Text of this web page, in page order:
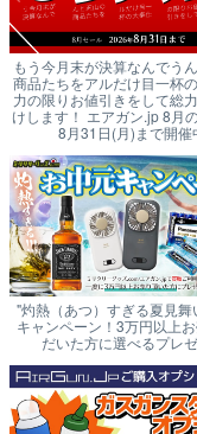
もう今月末が決算なんでう
商品たちをアルだけ目一杯
力の限りお値引きをして総
けします！ エアガン.jp 8月
8月31日(月)まで開催
"灼熱（あつ）すぎる夏見舞
キャンペーン！3万円以上
だいた方に選べるプレ